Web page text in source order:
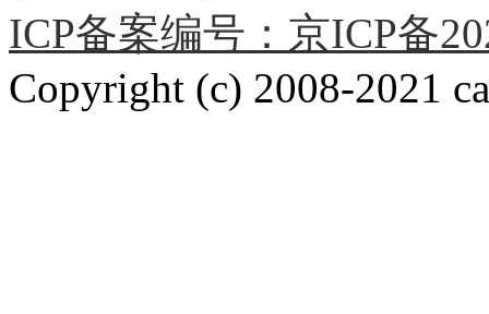
ICP备案编号：京ICP备
Copyright (c) 2008-2021